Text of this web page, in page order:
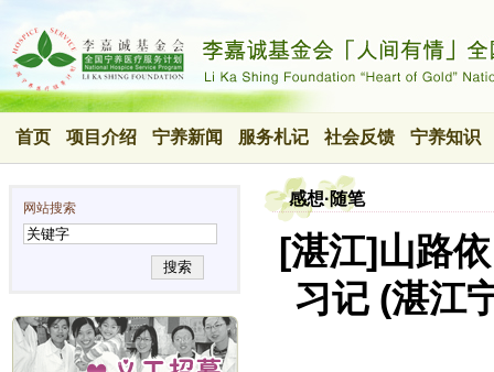
首页 项目介绍 宁养新闻 服务札记 社会反馈 宁养知识
网站搜索
搜索
感想·随笔
[湛江]山路
习记 (湛江